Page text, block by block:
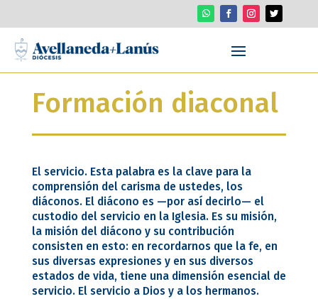
Formación diaconal
El servicio. Esta palabra es la clave para la
comprensión del carisma de ustedes, los
diáconos. El diácono es —por así decirlo— el
custodio del servicio en la Iglesia. Es su misión,
la misión del diácono y ​​su contribución
consisten en esto: en recordarnos que la fe, en
sus diversas expresiones y en sus diversos
estados de vida, tiene una dimensión esencial de
servicio. El servicio a Dios y a los hermanos.